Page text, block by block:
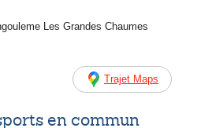
Les Grandes Chaumes
Trajet Maps
en commun